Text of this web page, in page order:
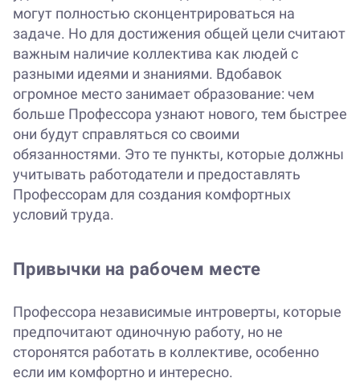
могут полностью сконцентрироваться на
задаче. Но для достижения общей цели считают
важным наличие коллектива как людей с
разными идеями и знаниями. Вдобавок
огромное место занимает образование: чем
больше Профессора узнают нового, тем быстрее
они будут справляться со своими
обязанностями. Это те пункты, которые должны
учитывать работодатели и предоставлять
Профессорам для создания комфортных
условий труда.
Привычки на рабочем месте
Профессора независимые интроверты, которые
предпочитают одиночную работу, но не
сторонятся работать в коллективе, особенно
если им комфортно и интересно.